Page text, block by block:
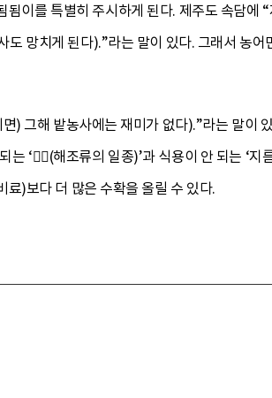
이를 특별히 주시하게 된다. 제주도 속담에
망치게 된다).”라는 말이 있다. 그래서 농어
) 그해 밭농사에는 재미가 없다).”라는 말이
‘(해조류의 일종)’과 식용이 안 되는 ‘지
)보다 더 많은 수확을 올릴 수 있다.